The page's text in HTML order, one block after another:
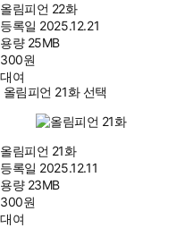
올림피언 22화
등록일 2025.12.21
용량 25MB
300원
대여
올림피언 21화 선택
올림피언 21화
등록일 2025.12.11
용량 23MB
300원
대여